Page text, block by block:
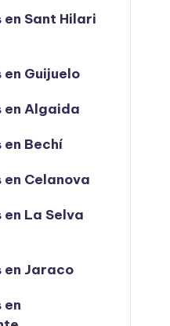
Sant Hilari
Guijuelo
en Algaida
Bechí
Celanova
La Selva
en Jaraco
en